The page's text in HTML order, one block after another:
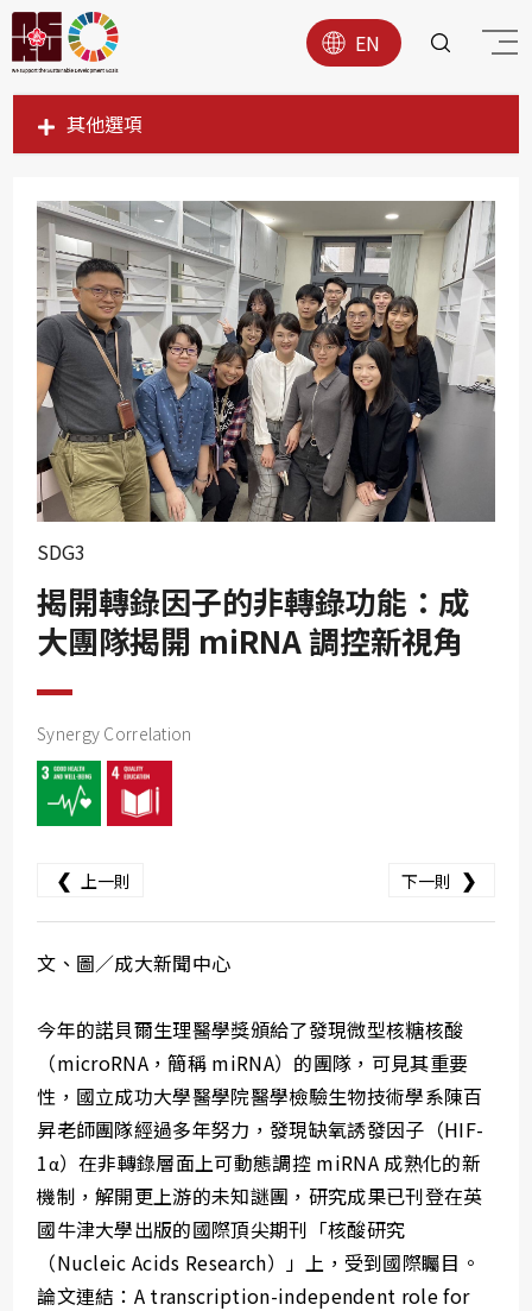
EN
其他選項
SDG1
SDG3
SDG4
SDG5
SDG6
SDG7
SDG8
SDG9
SDG12
SDG3
揭開轉錄因子的非轉錄功能：成
大團隊揭開 miRNA 調控新視角
Synergy Correlation
❮ 上一則 下一則 ❯
文、圖／成大新聞中心
今年的諾貝爾生理醫學獎頒給了發現微型核糖核酸
（microRNA，簡稱 miRNA）的團隊，可見其重要
性，國立成功大學醫學院醫學檢驗生物技術學系陳百
昇老師團隊經過多年努力，發現缺氧誘發因子（HIF-
1α）在非轉錄層面上可動態調控 miRNA 成熟化的新
機制，解開更上游的未知謎團，研究成果已刊登在英
國牛津大學出版的國際頂尖期刊「核酸研究
（Nucleic Acids Research）」上，受到國際矚目。
論文連結：A transcription-independent role for